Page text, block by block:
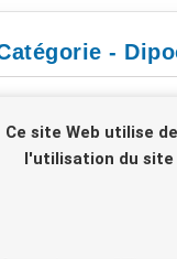
Ce site Web utilise
l'utilisation du site
-